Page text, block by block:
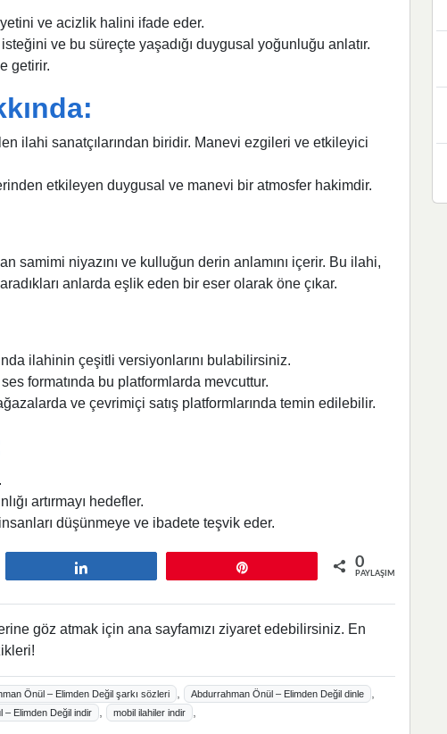
ve acizlik halini ifade eder.
ve bu süreçte yaşadığı duygusal yoğunluğu anlatır.
getirir.
ilahi sanatçılarından biridir. Manevi ezgileri ve etkileyici
etkileyen duygusal ve manevi bir atmosfer hakimdir.
samimi niyazını ve kulluğun derin anlamını içerir. Bu ilahi,
anlarda eşlik eden bir eser olarak öne çıkar.
ilahinin çeşitli versiyonlarını bulabilirsiniz.
formatında bu platformlarda mevcuttur.
ve çevrimiçi satış platformlarında temin edilebilir.
artırmayı hedefler.
düşünmeye ve ibadete teşvik eder.
0
PAYLAŞIMLAR
göz atmak için ana sayfamızı ziyaret edebilirsiniz. En
Önül – Elimden Değil şarkı sözleri Abdurrahman Önül – Elimden Değil dinle
– Elimden Değil indir mobil ilahiler indir